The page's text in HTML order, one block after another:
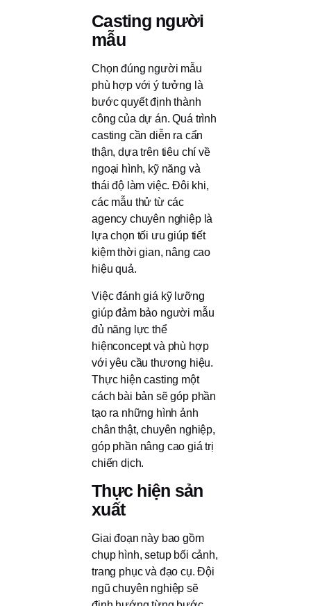
Casting người
mẫu
Chọn đúng người mẫu
phù hợp với ý tưởng là
bước quyết định thành
công của dự án. Quá trình
casting cần diễn ra cẩn
thận, dựa trên tiêu chí về
ngoại hình, kỹ năng và
thái độ làm việc. Đôi khi,
các mẫu thử từ các
agency chuyên nghiệp là
lựa chọn tối ưu giúp tiết
kiệm thời gian, nâng cao
hiệu quả.
Việc đánh giá kỹ lưỡng
giúp đảm bảo người mẫu
đủ năng lực thể
hiệnconcept và phù hợp
với yêu cầu thương hiệu.
Thực hiện casting một
cách bài bản sẽ góp phần
tạo ra những hình ảnh
chân thật, chuyên nghiệp,
góp phần nâng cao giá trị
chiến dịch.
Thực hiện sản
xuất
Giai đoạn này bao gồm
chụp hình, setup bối cảnh,
trang phục và đạo cụ. Đội
ngũ chuyên nghiệp sẽ